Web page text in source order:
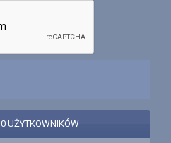
0 UŻYTKOWNIKÓW